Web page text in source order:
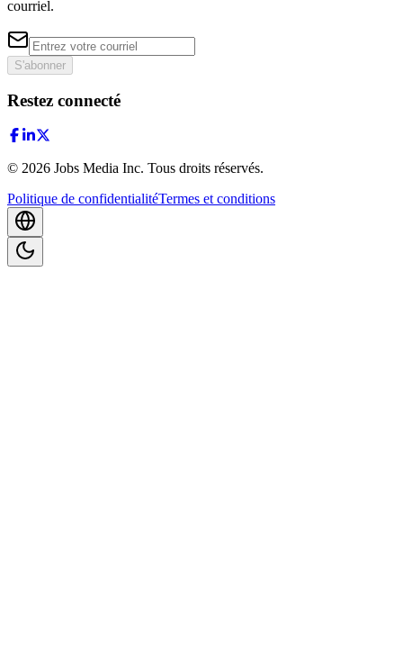
courriel.
S'abonner
Restez connecté
© 2026 Jobs Media Inc. Tous droits réservés.
Politique de confidentialitéTermes et conditions